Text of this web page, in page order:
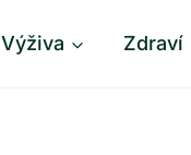
Výživa Zdraví